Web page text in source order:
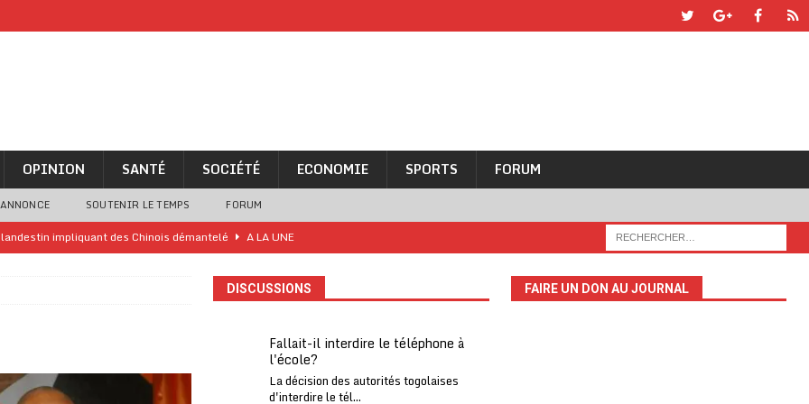
OPINION SANTÉ SOCIÉTÉ ECONOMIE SPORTS FORUM
SOUTENIR LE TEMPS FORUM
impliquant des Chinois démantelé
A LA UNE
A LA UNE
le financement de l’école publique
renforcés pour éviter la triche aux soutiens-gorge sur le contre-la-
DISCUSSIONS
Fallait-il interdire le téléphone à
l'école?
La décision des autorités togolaises
d'interdire le tél...
FAIRE UN DON AU JOURNAL